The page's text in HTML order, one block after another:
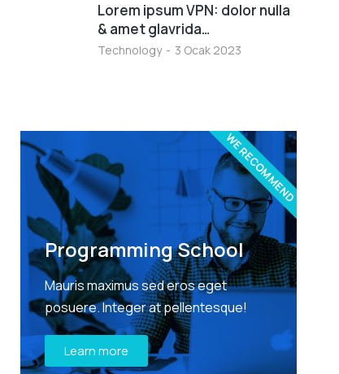
Lorem ipsum VPN: dolor nulla
& amet glavrida…
Technology 3 Ocak 2023
Programming School
Mauris maximus sed eros eget
posuere. Integer at pellentesque!
Learn more
WE RECOMMEND